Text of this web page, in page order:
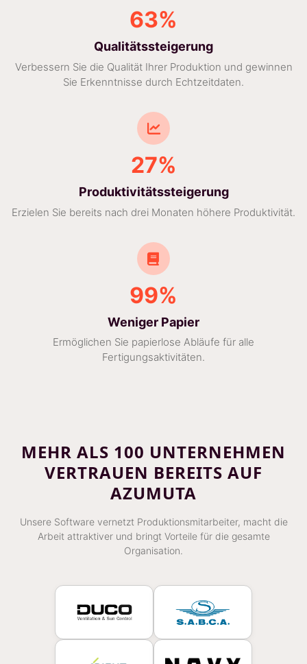
63%
Qualitätssteigerung
Verbessern Sie die Qualität Ihrer Produktion und gewinnen
Sie Erkenntnisse durch Echtzeitdaten.
27%
Produktivitätssteigerung
Erzielen Sie bereits nach drei Monaten höhere Produktivität.
99%
Weniger Papier
Ermöglichen Sie papierlose Abläufe für alle
Fertigungsaktivitäten.
MEHR ALS 100 UNTERNEHMEN
VERTRAUEN BEREITS AUF
AZUMUTA
Unsere Software vernetzt Produktionsmitarbeiter, macht die
Arbeit attraktiver und bringt Vorteile für die gesamte
Organisation.